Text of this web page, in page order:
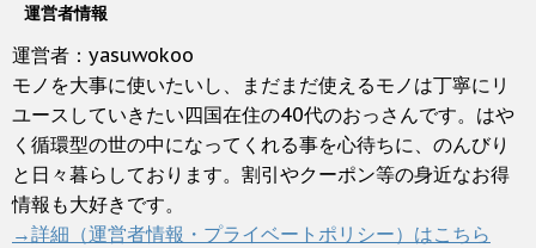
運営者情報
運営者：yasuwokoo
モノを大事に使いたいし、まだまだ使えるモノは丁寧にリ
ユースしていきたい四国在住の40代のおっさんです。はや
く循環型の世の中になってくれる事を心待ちに、のんびり
と日々暮らしております。割引やクーポン等の身近なお得
情報も大好きです。
→詳細（運営者情報・プライベートポリシー）はこちら